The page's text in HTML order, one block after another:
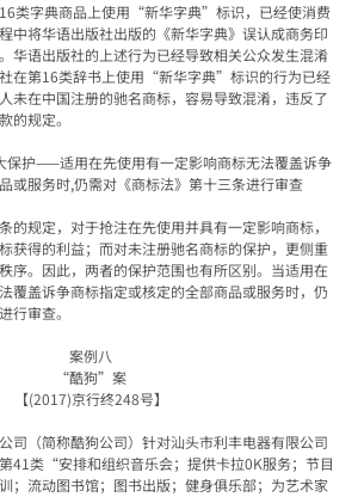
16类字典商品上使用 “新华字典” 标识，已经使消费
中将华语出版社出版的《新华字典》误认成商务印
华语出版社的上述行为已经导致相关公众发生混淆
在第16类辞书上使用 “新华字典” 标识的行为已经
未在中国注册的驰名商标，容易导致混淆，违反了
的规定。
保护——适用在先使用有一定影响商标无法覆盖诉争
或服务时,仍需对《商标法》第十三条进行审查
的规定，对于抢注在先使用并具有一定影响商标，
获得的利益；而对未注册驰名商标的保护，更侧重
序。因此，两者的保护范围也有所区别。当适用在
覆盖诉争商标指定或核定的全部商品或服务时，仍
行审查。
案例八
“酷狗” 案
【(2017)京行终248号】
司（简称酷狗公司）针对汕头市利丰电器有限公司
41类 “安排和组织音乐会；提供卡拉0K服务；节目
；流动图书馆；图书出版；健身俱乐部；为艺术家